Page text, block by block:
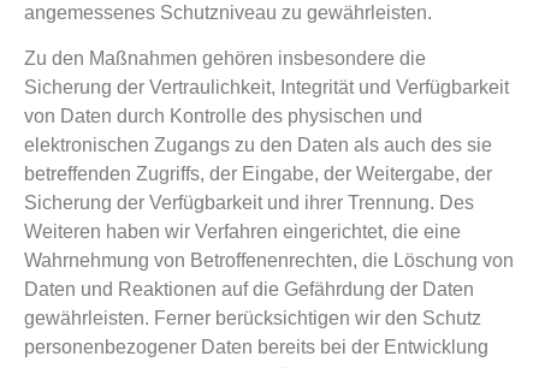
angemessenes Schutzniveau zu gewährleisten.
Zu den Maßnahmen gehören insbesondere die
Sicherung der Vertraulichkeit, Integrität und Verfügbarkeit
von Daten durch Kontrolle des physischen und
elektronischen Zugangs zu den Daten als auch des sie
betreffenden Zugriffs, der Eingabe, der Weitergabe, der
Sicherung der Verfügbarkeit und ihrer Trennung. Des
Weiteren haben wir Verfahren eingerichtet, die eine
Wahrnehmung von Betroffenenrechten, die Löschung von
Daten und Reaktionen auf die Gefährdung der Daten
gewährleisten. Ferner berücksichtigen wir den Schutz
personenbezogener Daten bereits bei der Entwicklung